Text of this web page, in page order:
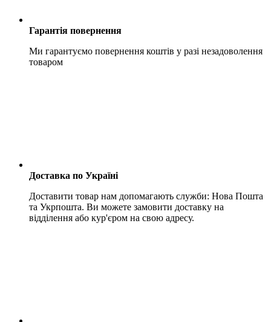
Гарантія повернення
Ми гарантуємо повернення коштів у разі незадоволення
товаром
Доставка по Україні
Доставити товар нам допомагають служби: Нова Пошта
та Укрпошта. Ви можете замовити доставку на
відділення або кур'єром на свою адресу.